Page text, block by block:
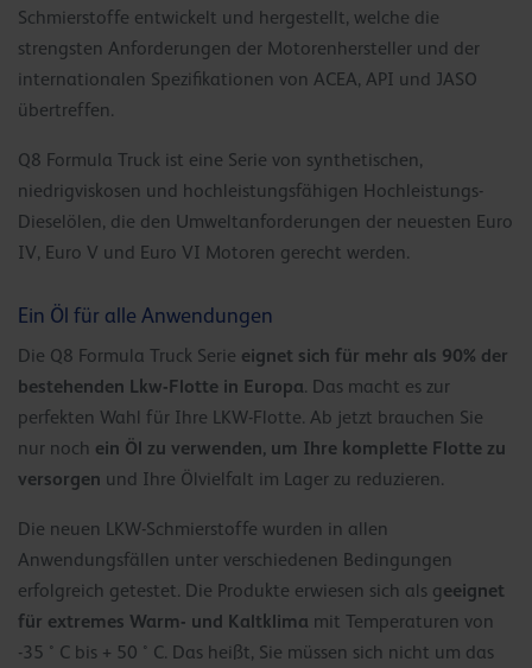
Schmierstoffe entwickelt und hergestellt, welche die
strengsten Anforderungen der Motorenhersteller und der
internationalen Spezifikationen von ACEA, API und JASO
übertreffen.
Q8 Formula Truck ist eine Serie von synthetischen,
niedrigviskosen und hochleistungsfähigen Hochleistungs-
Dieselölen, die den Umweltanforderungen der neuesten Euro
IV, Euro V und Euro VI Motoren gerecht werden.
Ein Öl für alle Anwendungen
Die Q8 Formula Truck Serie eignet sich für mehr als 90% der
bestehenden Lkw-Flotte in Europa. Das macht es zur
perfekten Wahl für Ihre LKW-Flotte. Ab jetzt brauchen Sie
nur noch ein Öl zu verwenden, um Ihre komplette Flotte zu
versorgen und Ihre Ölvielfalt im Lager zu reduzieren.
Die neuen LKW-Schmierstoffe wurden in allen
Anwendungsfällen unter verschiedenen Bedingungen
erfolgreich getestet. Die Produkte erwiesen sich als geeignet
für extremes Warm- und Kaltklima mit Temperaturen von
-35 ° C bis + 50 ° C. Das heißt, Sie müssen sich nicht um das